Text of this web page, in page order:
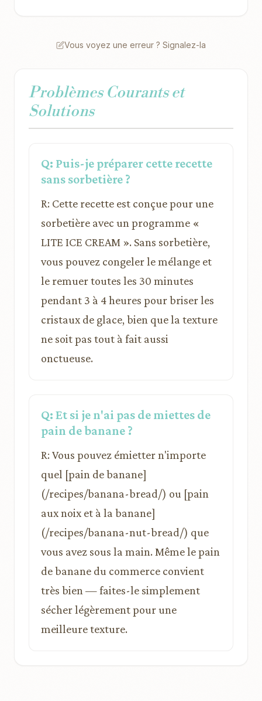
Vous voyez une erreur ? Signalez-la
Problèmes Courants et
Solutions
Q: Puis-je préparer cette recette
sans sorbetière ?
R: Cette recette est conçue pour une
sorbetière avec un programme «
LITE ICE CREAM ». Sans sorbetière,
vous pouvez congeler le mélange et
le remuer toutes les 30 minutes
pendant 3 à 4 heures pour briser les
cristaux de glace, bien que la texture
ne soit pas tout à fait aussi
onctueuse.
Q: Et si je n'ai pas de miettes de
pain de banane ?
R: Vous pouvez émietter n'importe
quel [pain de banane]
(/recipes/banana-bread/) ou [pain
aux noix et à la banane]
(/recipes/banana-nut-bread/) que
vous avez sous la main. Même le pain
de banane du commerce convient
très bien — faites-le simplement
sécher légèrement pour une
meilleure texture.